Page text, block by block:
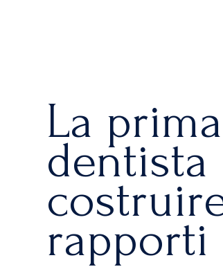
La
dentista
rapporti